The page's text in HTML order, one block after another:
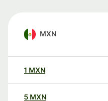
MXN
1 MXN
5 MXN